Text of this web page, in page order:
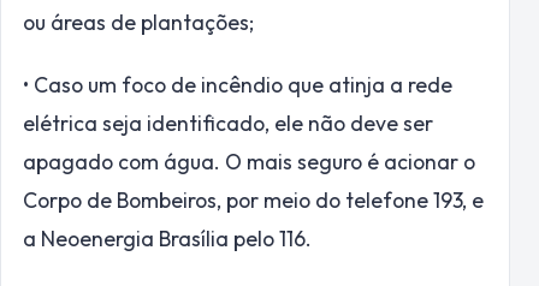
ou áreas de plantações;
• Caso um foco de incêndio que atinja a rede
elétrica seja identificado, ele não deve ser
apagado com água. O mais seguro é acionar o
Corpo de Bombeiros, por meio do telefone 193, e
a Neoenergia Brasília pelo 116.